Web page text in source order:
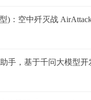
)：空中歼灭战
助手，基于千问大模型开